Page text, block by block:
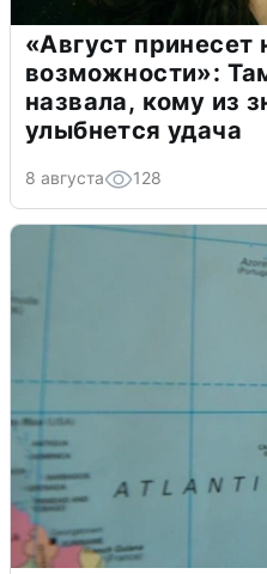
«Август принесет
возможности»:
назвала, кому из
улыбнется удача
8 августа 128